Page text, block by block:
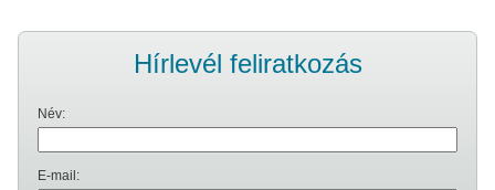
Hírlevél feliratkozás
Név:
E-mail: